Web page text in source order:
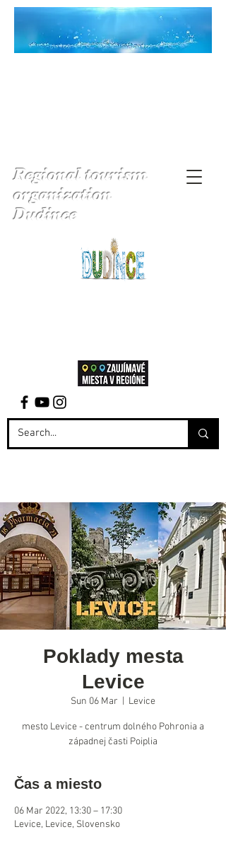
Regional tourism
organization
Dudince
Poklady mesta
Levice
Sun 06 Mar Levice
mesto Levice - centrum dolného Pohronia a
západnej časti Poiplia
Čas a miesto
06 Mar 2022, 13:30 – 17:30
Levice, Levice, Slovensko